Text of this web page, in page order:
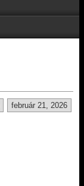
február 21, 2026